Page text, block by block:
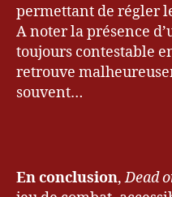
permettant de régler
A noter la présence
toujours contestable
retrouve
souvent…
En conclusion,Dead